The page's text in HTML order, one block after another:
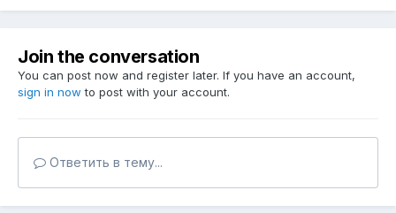
Join the conversation
You can post now and register later. If you have an account,
sign in now to post with your account.
Ответить в тему...